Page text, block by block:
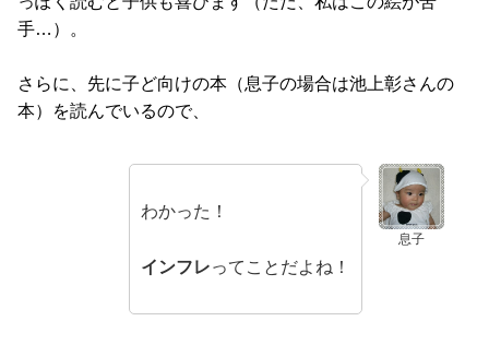
手…）。
さらに、先に子ど向けの本（息子の場合は池上彰さんの
本）を読んでいるので、
息子
わかった！
インフレってことだよね！